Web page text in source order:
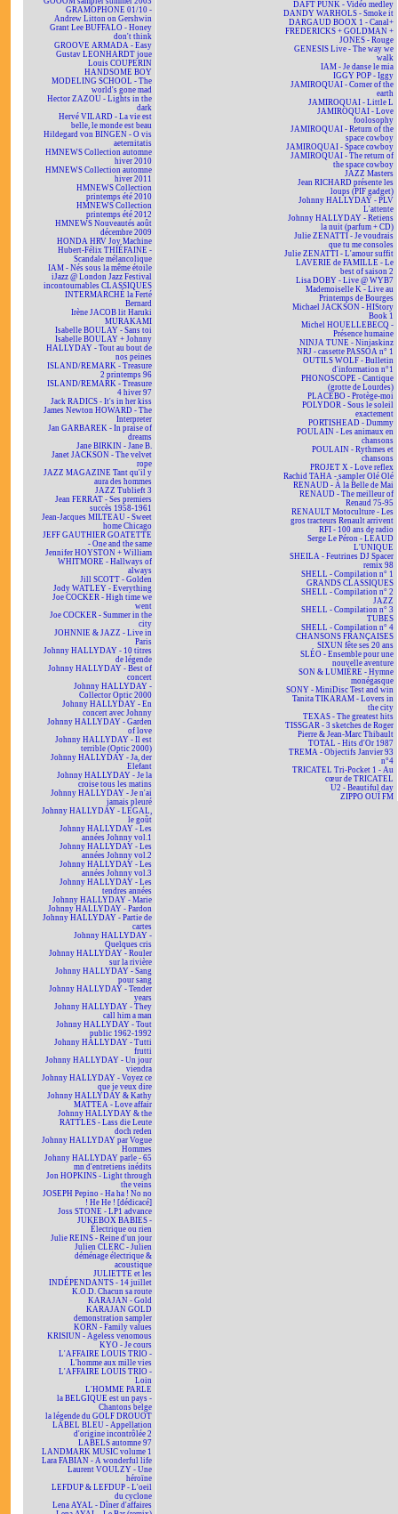
GRAMOPHONE 01/10 -
Andrew Litton on Gershwin
Grant Lee BUFFALO - Honey
don't think
GROOVE ARMADA - Easy
Gustav LEONHARDT joue
Louis COUPERIN
HANDSOME BOY
MODELING SCHOOL - The
world's gone mad
Hector ZAZOU - Lights in the
dark
Hervé VILARD - La vie est
belle, le monde est beau
Hildegard von BINGEN - O vis
aeternitatis
HMNEWS Collection automne
hiver 2010
HMNEWS Collection automne
hiver 2011
HMNEWS Collection
printemps été 2010
HMNEWS Collection
printemps été 2012
HMNEWS Nouveautés août
décembre 2009
HONDA HRV Joy Machine
Hubert-Félix THIÉFAINE -
Scandale mélancolique
IAM - Nés sous la même étoile
iJazz @ London Jazz Festival
incontournables CLASSIQUES
INTERMARCHÉ la Ferté
Bernard
Irène JACOB lit Haruki
MURAKAMI
Isabelle BOULAY - Sans toi
Isabelle BOULAY + Johnny
HALLYDAY - Tout au bout de
nos peines
ISLAND/REMARK - Treasure
2 printemps 96
ISLAND/REMARK - Treasure
4 hiver 97
Jack RADICS - It's in her kiss
James Newton HOWARD - The
Interpreter
Jan GARBAREK - In praise of
dreams
Jane BIRKIN - Jane B.
Janet JACKSON - The velvet
rope
JAZZ MAGAZINE Tant qu'il y
aura des hommes
JAZZ Tublieft 3
Jean FERRAT - Ses premiers
succès 1958-1961
Jean-Jacques MILTEAU - Sweet
home Chicago
JEFF GAUTHIER GOATETTE
- One and the same
Jennifer HOYSTON + William
WHITMORE - Hallways of
always
Jill SCOTT - Golden
Jody WATLEY - Everything
Joe COCKER - High time we
went
Joe COCKER - Summer in the
city
JOHNNIE & JAZZ - Live in
Paris
Johnny HALLYDAY - 10 titres
de légende
Johnny HALLYDAY - Best of
concert
Johnny HALLYDAY -
Collector Optic 2000
Johnny HALLYDAY - En
concert avec Johnny
Johnny HALLYDAY - Garden
of love
Johnny HALLYDAY - Il est
terrible (Optic 2000)
Johnny HALLYDAY - Ja, der
Elefant
Johnny HALLYDAY - Je la
croise tous les matins
Johnny HALLYDAY - Je n'ai
jamais pleuré
Johnny HALLYDAY - LEGAL,
le goût
Johnny HALLYDAY - Les
années Johnny vol.1
Johnny HALLYDAY - Les
années Johnny vol.2
Johnny HALLYDAY - Les
années Johnny vol.3
Johnny HALLYDAY - Les
tendres années
Johnny HALLYDAY - Marie
Johnny HALLYDAY - Pardon
Johnny HALLYDAY - Partie de
cartes
Johnny HALLYDAY -
Quelques cris
Johnny HALLYDAY - Rouler
sur la rivière
Johnny HALLYDAY - Sang
pour sang
Johnny HALLYDAY - Tender
years
Johnny HALLYDAY - They
call him a man
Johnny HALLYDAY - Tout
public 1962-1992
Johnny HALLYDAY - Tutti
frutti
Johnny HALLYDAY - Un jour
viendra
Johnny HALLYDAY - Voyez ce
que je veux dire
Johnny HALLYDAY & Kathy
MATTEA - Love affair
Johnny HALLYDAY & the
RATTLES - Lass die Leute
doch reden
Johnny HALLYDAY par Vogue
Hommes
Johnny HALLYDAY parle - 65
mn d'entretiens inédits
Jon HOPKINS - Light through
the veins
JOSEPH Pepino - Ha ha ! No no
! He He ! [dédicacé]
Joss STONE - LP1 advance
JUKEBOX BABIES -
Électrique ou rien
Julie REINS - Reine d'un jour
Julien CLERC - Julien
déménage électrique &
acoustique
JULIETTE et les
INDÉPENDANTS - 14 juillet
K.O.D. Chacun sa route
KARAJAN - Gold
KARAJAN GOLD
demonstration sampler
KORN - Family values
KRISIUN - Ageless venomous
KYO - Je cours
L'AFFAIRE LOUIS TRIO -
L'homme aux mille vies
L'AFFAIRE LOUIS TRIO -
Loin
L'HOMME PARLE
la BELGIQUE est un pays -
Chantons belge
la légende du GOLF DROUOT
LABEL BLEU - Appellation
d'origine incontrôlée 2
LABELS automne 97
LANDMARK MUSIC volume 1
Lara FABIAN - A wonderful life
Laurent VOULZY - Une
héroïne
LEFDUP & LEFDUP - L'oeil
du cyclone
Lena AYAL - Dîner d'affaires
DAFT PUNK - Vidéo medley
DANDY WARHOLS - Smoke it
DARGAUD BOOX 1 - Canal+
FREDERICKS + GOLDMAN +
JONES - Rouge
GENESIS Live - The way we
walk
IAM - Je danse le mia
IGGY POP - Iggy
JAMIROQUAI - Corner of the
earth
JAMIROQUAI - Little L
JAMIROQUAI - Love
foolosophy
JAMIROQUAI - Return of the
space cowboy
JAMIROQUAI - Space cowboy
JAMIROQUAI - The return of
the space cowboy
JAZZ Masters
Jean RICHARD présente les
loups (PIF gadget)
Johnny HALLYDAY - PLV
L'attente
Johnny HALLYDAY - Retiens
la nuit (parfum + CD)
Julie ZENATTI - Je voudrais
que tu me consoles
Julie ZENATTI - L'amour suffit
LAVERIE de FAMILLE - Le
best of saison 2
Lisa DOBY - Live @ WYB7
Mademoiselle K - Live au
Printemps de Bourges
Michael JACKSON - HIStory
Book 1
Michel HOUELLEBECQ -
Présence humaine
NINJA TUNE - Ninjaskinz
NRJ - cassette PASSOA n° 1
OUTILS WOLF - Bulletin
d'information n°1
PHONOSCOPE - Cantique
(grotte de Lourdes)
PLACEBO - Protège-moi
POLYDOR - Sous le soleil
exactement
PORTISHEAD - Dummy
POULAIN - Les animaux en
chansons
POULAIN - Rythmes et
chansons
PROJET X - Love reflex
Rachid TAHA - sampler Olé Olé
RENAUD - À la Belle de Mai
RENAUD - The meilleur of
Renaud 75-95
RENAULT Motoculture - Les
gros tracteurs Renault arrivent
RFI - 100 ans de radio
Serge Le Péron - LÉAUD
L'UNIQUE
SHEILA - Feutrines DJ Spacer
remix 98
SHELL - Compilation n° 1
GRANDS CLASSIQUES
SHELL - Compilation n° 2
JAZZ
SHELL - Compilation n° 3
TUBES
SHELL - Compilation n° 4
CHANSONS FRANÇAISES
SIXUN fête ses 20 ans
SLÉO - Ensemble pour une
nouvelle aventure
SON & LUMIÈRE - Hymne
monégasque
SONY - MiniDisc Test and win
Tanita TIKARAM - Lovers in
the city
TEXAS - The greatest hits
TISSGAR - 3 sketches de Roger
Pierre & Jean-Marc Thibault
TOTAL - Hits d'Or 1987
TREMA - Objectifs Janvier 93
n°4
TRICATEL Tri-Pocket 1 - Au
cœur de TRICATEL
U2 - Beautiful day
ZIPPO OUÏ FM